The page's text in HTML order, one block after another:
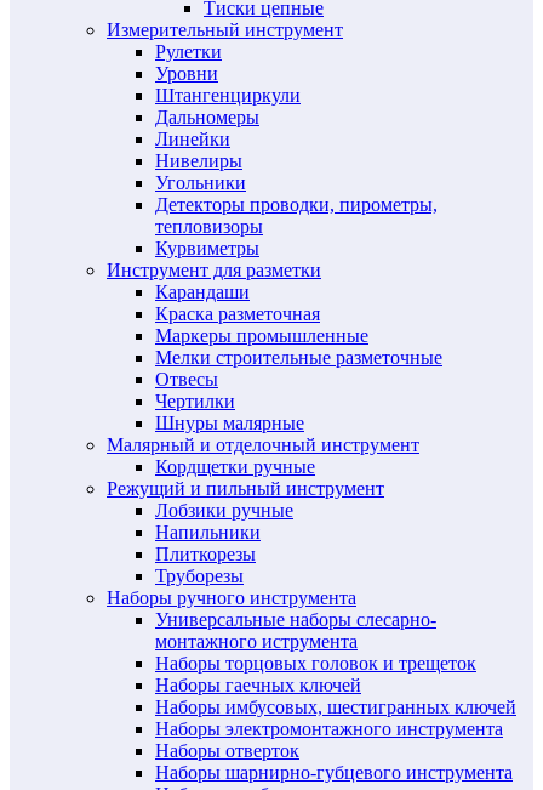
Тиски цепные
Измерительный инструмент
Рулетки
Уровни
Штангенциркули
Дальномеры
Линейки
Нивелиры
Угольники
Детекторы проводки, пирометры,
тепловизоры
Курвиметры
Инструмент для разметки
Карандаши
Краска разметочная
Маркеры промышленные
Мелки строительные разметочные
Отвесы
Чертилки
Шнуры малярные
Малярный и отделочный инструмент
Кордщетки ручные
Режущий и пильный инструмент
Лобзики ручные
Напильники
Плиткорезы
Труборезы
Наборы ручного инструмента
Универсальные наборы слесарно-
монтажного иструмента
Наборы торцовых головок и трещеток
Наборы гаечных ключей
Наборы имбусовых, шестигранных ключей
Наборы электромонтажного инструмента
Наборы отверток
Наборы шарнирно-губцевого инструмента